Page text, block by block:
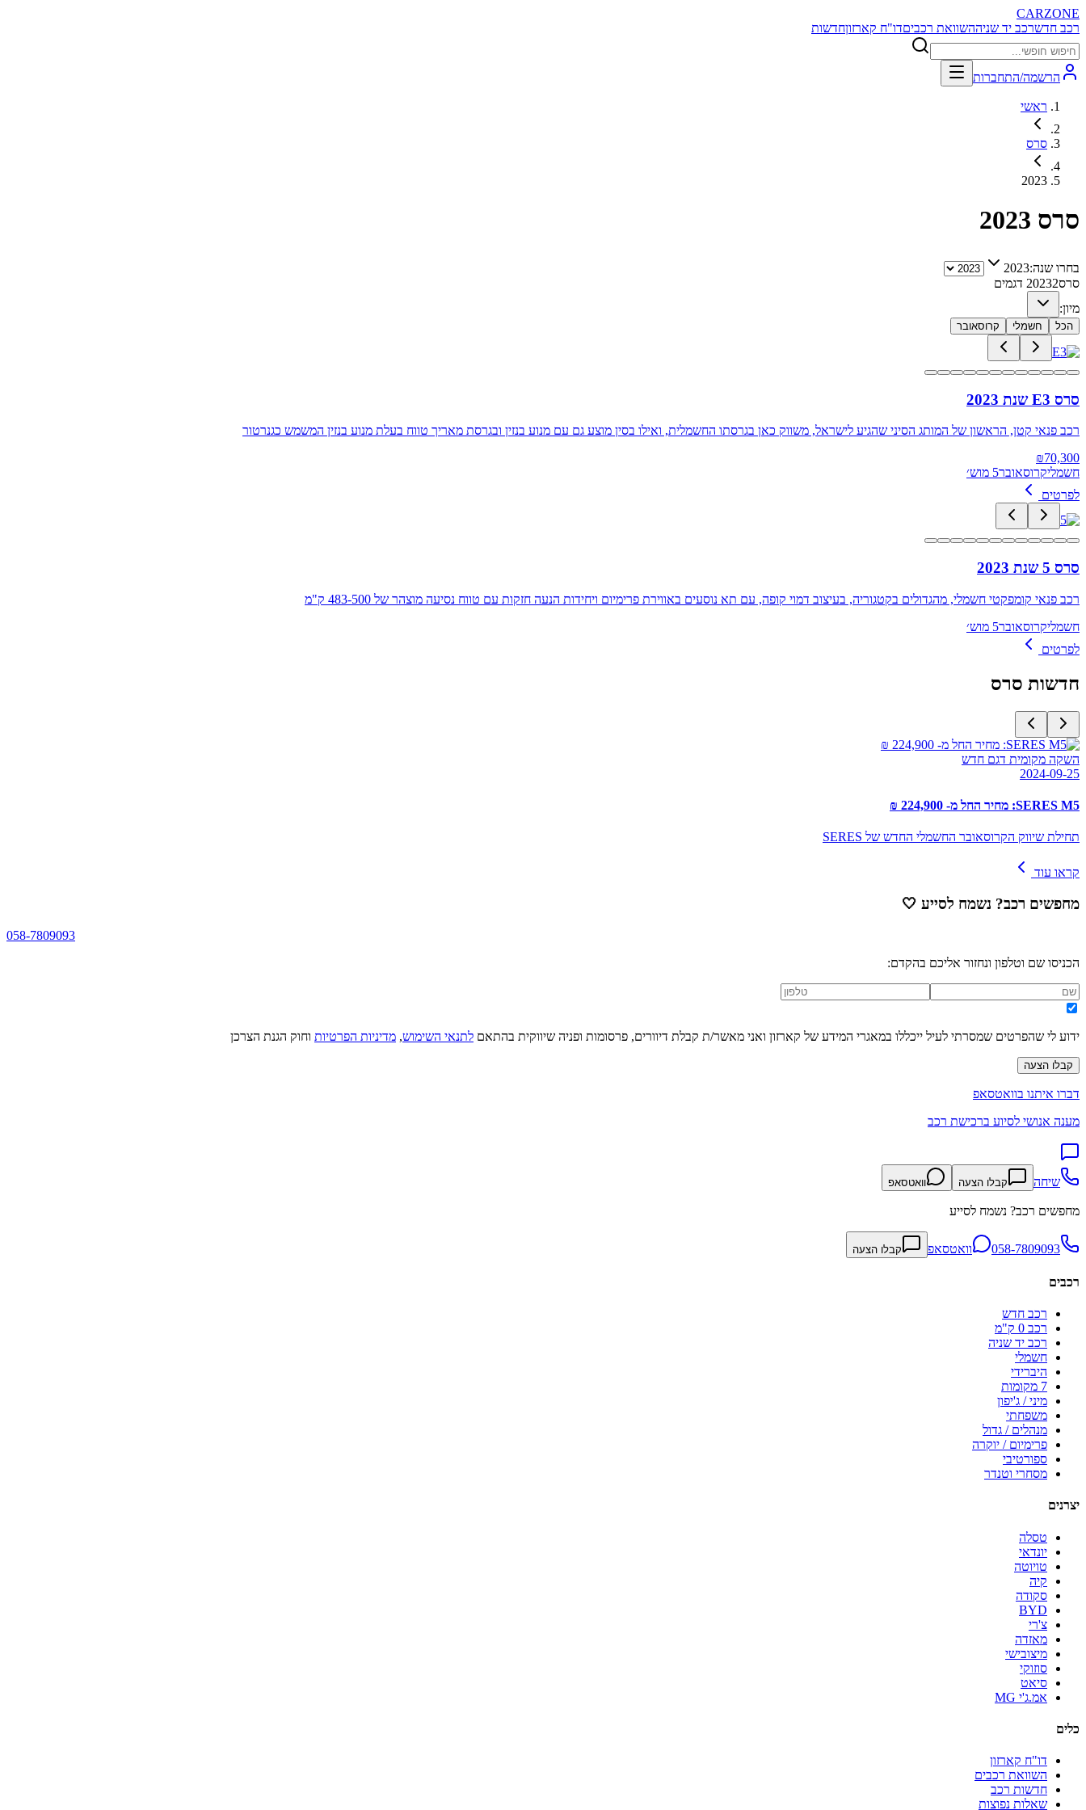
CARZONE
רכב חדשרכב יד שניההשוואת רכביםדו"ח קארזוןחדשות
הרשמה/התחברות
ראשי
סרס
2023
סרס 2023
בחרו שנה:2023
סרס 20232
דגמים
מיון:
הכל חשמלי קרוסאובר
סרס E3 שנת 2023
רכב פנאי קטן, הראשון של המותג הסיני שהגיע לישראל, משווק כאן בגרסתו החשמלית, ואילו בסין מוצע גם עם מנוע בנזין ובגרסת מאריך טווח בעלת מנוע בנזין המשמש כגנרטור
₪70,300
חשמליקרוסאובר5 מוש׳
לפרטים
סרס 5 שנת 2023
רכב פנאי קומפקטי חשמלי, מהגדולים בקטגוריה, בעיצוב דמוי קופה, עם תא נוסעים באווירת פרימיום ויחידות הנעה חזקות עם טווח נסיעה מוצהר של 483-500 ק"מ
חשמליקרוסאובר5 מוש׳
לפרטים
חדשות סרס
השקה מקומית דגם חדש
2024-09-25
SERES M5: מחיר החל מ- 224,900 ₪
תחילת שיווק הקרוסאובר החשמלי החדש של SERES
קראו עוד
מחפשים רכב? נשמח לסייע 🤍
058-7809093
הכניסו שם וטלפון ונחזור אליכם בהקדם:
ידוע לי שהפרטים שמסרתי לעיל ייכללו במאגרי המידע של קארזון ואני מאשר/ת קבלת דיוורים, פרסומות ופניה שיווקית בהתאם לתנאי השימוש, מדיניות הפרטיות וחוק הגנת הצרכן
קבלו הצעה
דברו איתנו בוואטסאפ
מענה אנושי לסיוע ברכישת רכב
שיחה קבלו הצעה וואטסאפ
מחפשים רכב? נשמח לסייע
058-7809093 וואטסאפ קבלו הצעה
רכבים
רכב חדש
רכב 0 ק"מ
רכב יד שניה
חשמלי
היברידי
7 מקומות
מיני / ג'יפון
משפחתי
מנהלים / גדול
פרימיום / יוקרה
ספורטיבי
מסחרי וטנדר
יצרנים
טסלה
יונדאי
טויוטה
קיה
סקודה
BYD
צ'רי
מאזדה
מיצובישי
סוזוקי
סיאט
אמ.ג'י MG
כלים
דו"ח קארזון
השוואת רכבים
חדשות רכב
שאלות נפוצות